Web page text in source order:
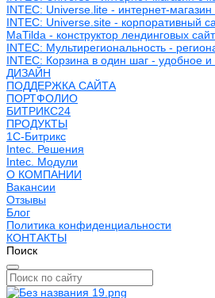
INTEC: Universe.lite - интернет-
INTEC: Universe.site - корпоративный
MaTilda - конструктор лендинговых
INTEC: Мультирегиональность -
INTEC: Корзина в один шаг - удобное
ДИЗАЙН
ПОДДЕРЖКА САЙТА
ПОРТФОЛИО
БИТРИКС24
ПРОДУКТЫ
1С-Битрикс
Intec. Решения
Intec. Модули
О КОМПАНИИ
Вакансии
Отзывы
Блог
Политика конфиденциальности
КОНТАКТЫ
Поиск